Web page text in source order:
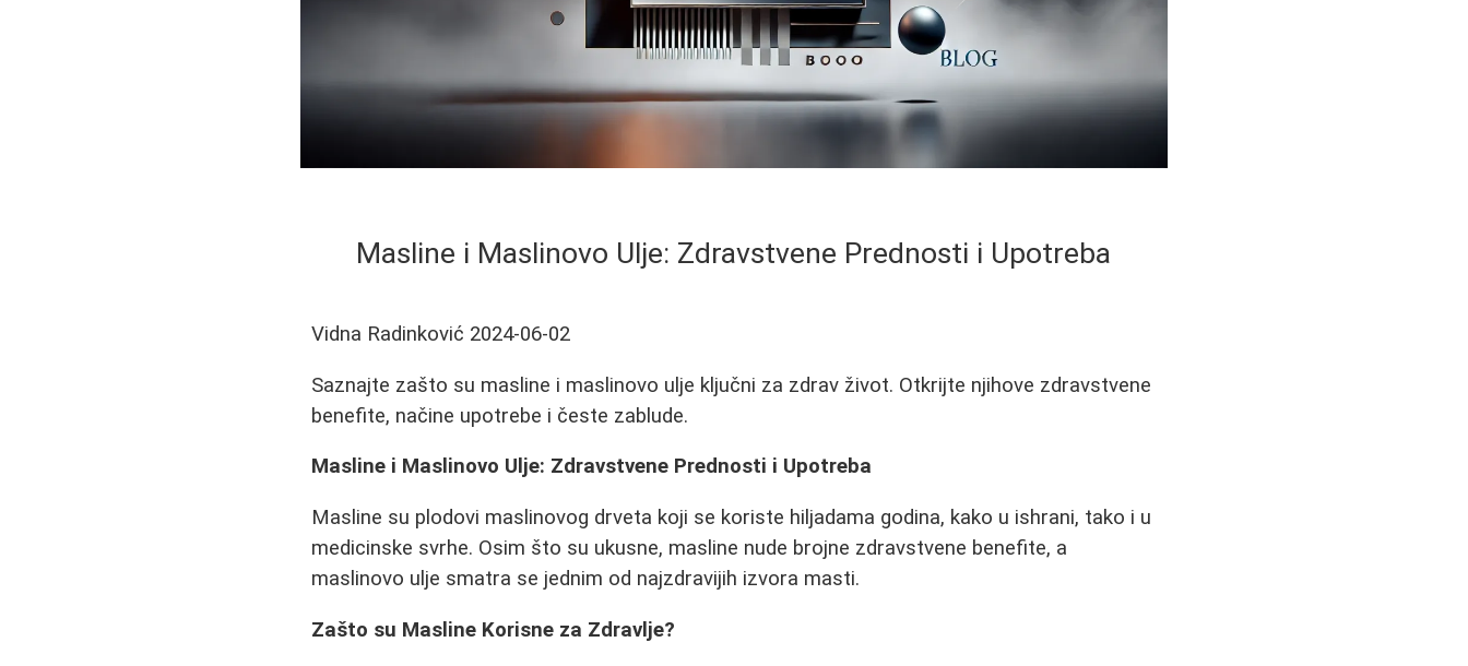
Masline i Maslinovo Ulje: Zdravstvene Prednosti i Upotreba
Vidna Radinković 2024-06-02
Saznajte zašto su masline i maslinovo ulje ključni za zdrav život. Otkrijte njihove zdravstvene
benefite, načine upotrebe i česte zablude.
Masline i Maslinovo Ulje: Zdravstvene Prednosti i Upotreba
Masline su plodovi maslinovog drveta koji se koriste hiljadama godina, kako u ishrani, tako i u
medicinske svrhe. Osim što su ukusne, masline nude brojne zdravstvene benefite, a
maslinovo ulje smatra se jednim od najzdravijih izvora masti.
Zašto su Masline Korisne za Zdravlje?